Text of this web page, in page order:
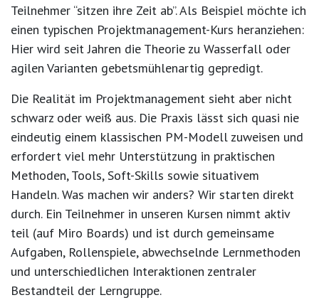
Teilnehmer “sitzen ihre Zeit ab”. Als Beispiel möchte ich
einen typischen Projektmanagement-Kurs heranziehen:
Hier wird seit Jahren die Theorie zu Wasserfall oder
agilen Varianten gebetsmühlenartig gepredigt.
Die Realität im Projektmanagement sieht aber nicht
schwarz oder weiß aus. Die Praxis lässt sich quasi nie
eindeutig einem klassischen PM-Modell zuweisen und
erfordert viel mehr Unterstützung in praktischen
Methoden, Tools, Soft-Skills sowie situativem
Handeln. Was machen wir anders? Wir starten direkt
durch. Ein Teilnehmer in unseren Kursen nimmt aktiv
teil (auf Miro Boards) und ist durch gemeinsame
Aufgaben, Rollenspiele, abwechselnde Lernmethoden
und unterschiedlichen Interaktionen zentraler
Bestandteil der Lerngruppe.